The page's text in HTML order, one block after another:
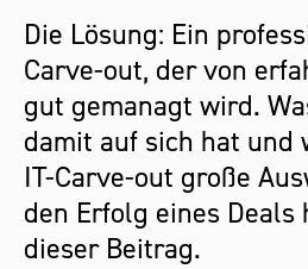
Die Lösung: Ein
Carve-out, der von
gut gemanagt wird.
damit auf sich hat und
IT-Carve-out große
den Erfolg eines Deals
dieser Beitrag.